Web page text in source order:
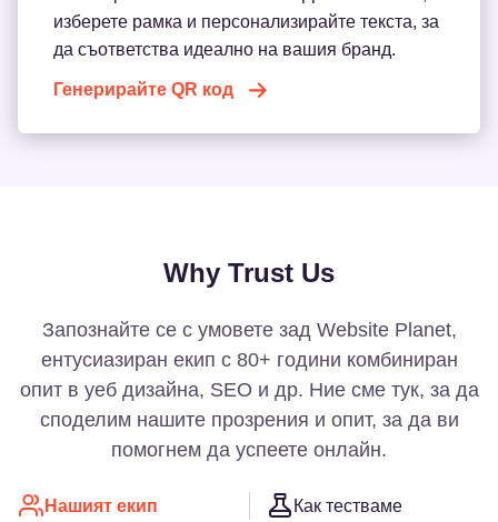
изберете рамка и персонализирайте текста, за
да съответства идеално на вашия бранд.
Генерирайте QR код
Why Trust Us
Запознайте се с умовете зад Website Planet,
ентусиазиран екип с 80+ години комбиниран
опит в уеб дизайна, SEO и др. Ние сме тук, за да
споделим нашите прозрения и опит, за да ви
помогнем да успеете онлайн.
Нашият екип Как тестваме